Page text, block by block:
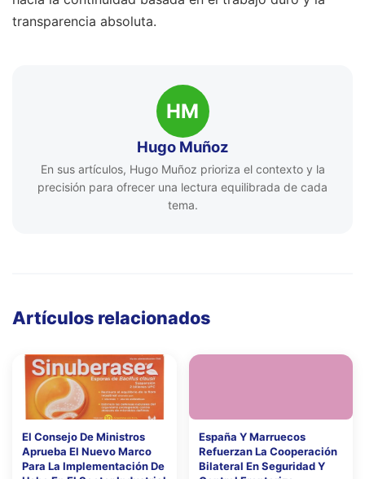
transparencia absoluta.
HM
Hugo Muñoz
En sus artículos, Hugo Muñoz prioriza el contexto y la
precisión para ofrecer una lectura equilibrada de cada
tema.
Artículos relacionados
El Consejo De Ministros
Aprueba El Nuevo Marco
Para La Implementación De
España Y Marruecos
Refuerzan La Cooperación
Bilateral En Seguridad Y